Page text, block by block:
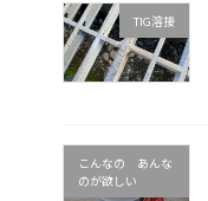
TIG溶接
こんなの あんな
のが欲しい